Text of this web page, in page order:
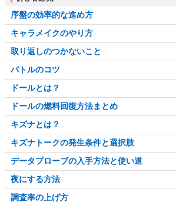
序盤の効率的な進め方
キャラメイクのやり方
取り返しのつかないこと
バトルのコツ
ドールとは？
ドールの燃料回復方法まとめ
キズナとは？
キズナトークの発生条件と選択肢
データプローブの入手方法と使い道
夜にする方法
調査率の上げ方